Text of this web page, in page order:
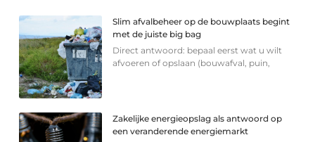
Slim afvalbeheer op de bouwplaats begint
met de juiste big bag
Direct antwoord: bepaal eerst wat u wilt
afvoeren of opslaan (bouwafval, puin,
Zakelijke energieopslag als antwoord op
een veranderende energiemarkt